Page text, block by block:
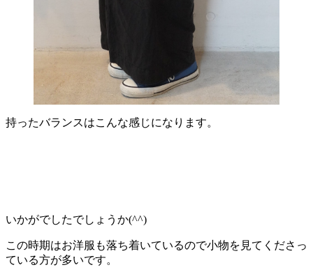
持ったバランスはこんな感じになります。
いかがでしたでしょうか(^^)
この時期はお洋服も落ち着いているので小物を見てくださっ
ている方が多いです。